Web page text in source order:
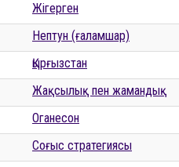
Жігерген
Нептун (ғаламшар)
Қырғызстан
Жақсылық пен жамандық
Оганесон
Соғыс стратегиясы